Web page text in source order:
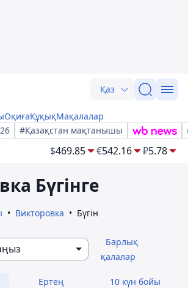
Қаз
ОқиғаҚұқықМақалалар
#Қазақстан мақтанышы
$469.85 €542.16 ₽5.78
Бүгінге
Викторовка Бүгін
Барлық
қалалар
Ертең 10 күн бойы